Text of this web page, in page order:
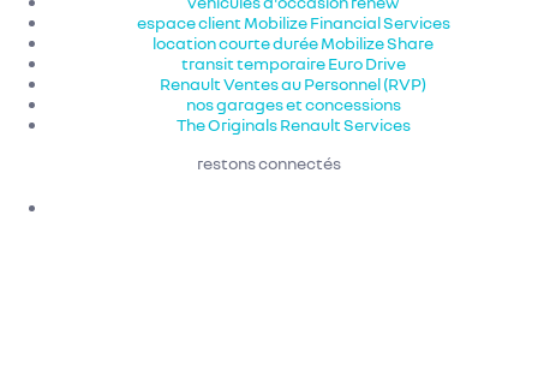
espace client Mobilize Financial Services
location courte durée Mobilize Share
transit temporaire Euro Drive
Renault Ventes au Personnel (RVP)
nos garages et concessions
The Originals Renault Services
restons connectés